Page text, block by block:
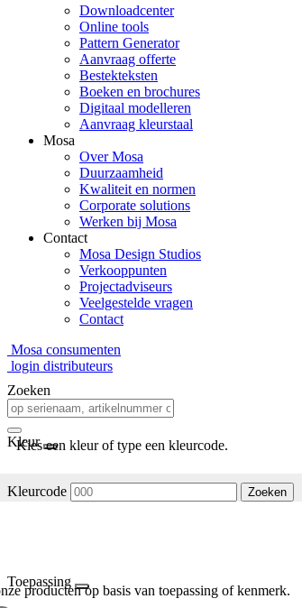
Downloadcenter
Online tools
Pattern Generator
Aanvraag offerte
Bestekteksten
Boeken en brochures
Digitaal modelleren
Aanvraag kleurstaal
Mosa
Over Mosa
Duurzaamheid
Kwaliteit en normen
Corporate solutions
Werken bij Mosa
Contact
Mosa Design Studios
Verkooppunten
Projectadviseurs
Veelgestelde vragen
Contact
Mosa consumenten
login distributeurs
Zoeken
Kleur
Kies een kleur of type een kleurcode.
Kleurcode Zoeken
Toepassing
producten op basis van toepassing of kenmerk.